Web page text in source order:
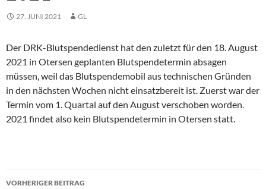
27. JUNI 2021 GL
Der DRK-Blutspendedienst hat den zuletzt für den 18. August
2021 in Otersen geplanten Blutspendetermin absagen
müssen, weil das Blutspendemobil aus technischen Gründen
in den nächsten Wochen nicht einsatzbereit ist. Zuerst war der
Termin vom 1. Quartal auf den August verschoben worden.
2021 findet also kein Blutspendetermin in Otersen statt.
Beitragsnavigation
VORHERIGER BEITRAG